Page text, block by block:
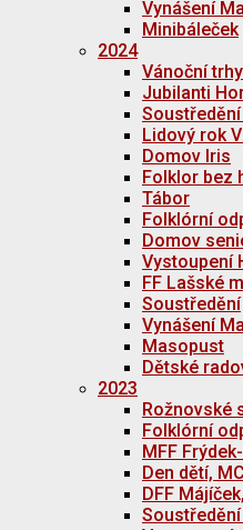
Vynášení
Minibáleček
2024
Vánoční
Jubilanti
Lidový rok
Domov Iris
Folklor bez
Tábor
Folklórní
Domov
Vystoupení
FF Lašské
Soustředění
Vynášení
Masopust
Dětské
2023
Rožnovské
Folklórní
MFF
Den dětí,
DFF